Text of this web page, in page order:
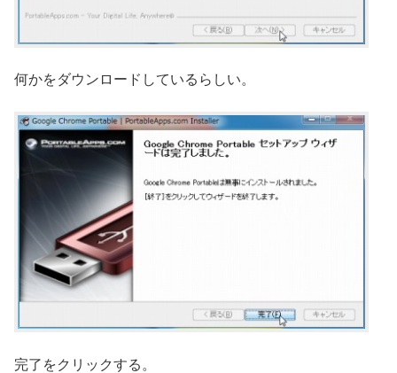
何かをダウンロードしているらしい。
完了をクリックする。